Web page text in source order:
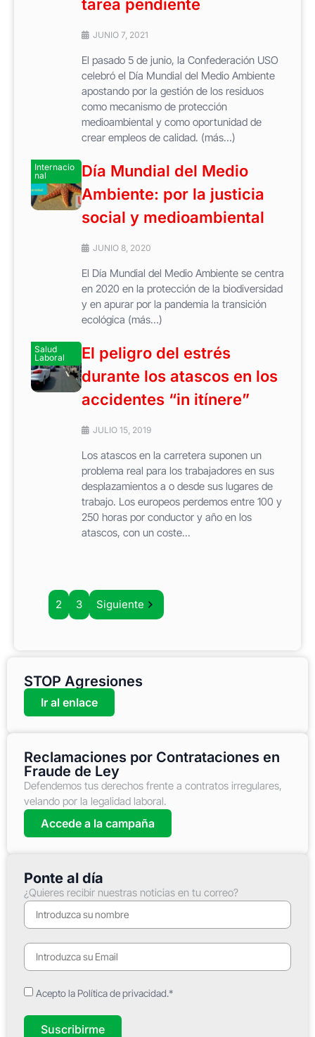
tarea pendiente
JUNIO 7, 2021
El pasado 5 de junio, la Confederación USO
celebró el Día Mundial del Medio Ambiente
apostando por la gestión de los residuos
como mecanismo de protección
medioambiental y como oportunidad de
crear empleos de calidad. (más…)
Internacio
nal
Día Mundial del Medio
Ambiente: por la justicia
social y medioambiental
JUNIO 8, 2020
El Día Mundial del Medio Ambiente se centra
en 2020 en la protección de la biodiversidad
y en apurar por la pandemia la transición
ecológica (más…)
Salud
Laboral
El peligro del estrés
durante los atascos en los
accidentes “in itínere”
JULIO 15, 2019
Los atascos en la carretera suponen un
problema real para los trabajadores en sus
desplazamientos a o desde sus lugares de
trabajo. Los europeos perdemos entre 100 y
250 horas por conductor y año en los
atascos, con un coste...
2 3 Siguiente
STOP Agresiones
Ir al enlace
Reclamaciones por Contrataciones en
Fraude de Ley
Defendemos tus derechos frente a contratos irregulares,
velando por la legalidad laboral.
Accede a la campaña
Ponte al día
¿Quieres recibir nuestras noticias en tu correo?
Acepto la Política de privacidad.*
Suscribirme